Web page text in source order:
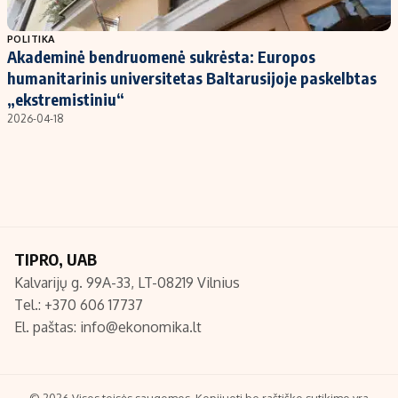
Populiarios temos
Investavimas
Akcijų rinka
Saulės elektrinės
Titulinis
Nedarbo išmokos skaičiuoklė
Redakcija
Apie mus
Redakcijos politika
POLITIKA
Akademinė bendruomenė sukrėsta: Europos
humanitarinis universitetas Baltarusijoje paskelbtas
„ekstremistiniu“
2026-04-18
TIPRO, UAB
Kalvarijų g. 99A-33, LT-08219 Vilnius
Tel.: +370 606 17737
El. paštas: info@ekonomika.lt